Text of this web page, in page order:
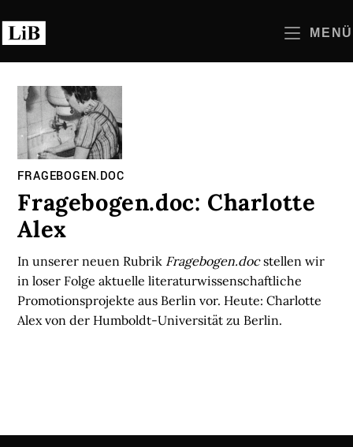
Inhalt
springen
MENÜ
FRAGEBOGEN.DOC
Fragebogen.doc: Charlotte
Alex
In unserer neuen Rubrik Fragebogen.docstellen wir
in loser Folge aktuelle literaturwissenschaftliche
Promotionsprojekte aus Berlin vor. Heute: Charlotte
Alex von der Humboldt-Universität zu Berlin.